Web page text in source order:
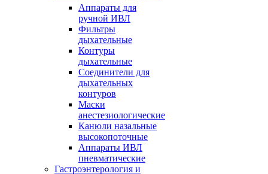
Аппараты для
ручной ИВЛ
Фильтры
дыхательные
Контуры
дыхательные
Соединители для
дыхательных
контуров
Маски
анестезиологические
Канюли назальные
высокопоточные
Аппараты ИВЛ
пневматические
Гастроэнтерология и